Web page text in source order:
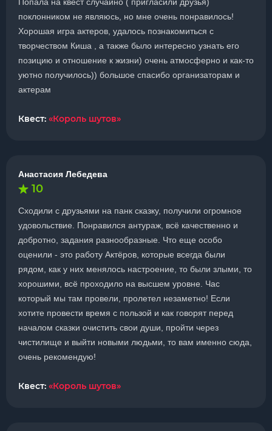
поклонником не являюсь, но мне очень понравилось!
Хорошая игра актеров, удалось познакомиться с
творчеством Киша , а также было интересно узнать его
позицию и отношение к жизни) очень атмосферно и как-то
уютно получилось)) большое спасибо организаторам и
актерам
Квест: «Король шутов»
Анастасия Лебедева
10
Сходили с друзьями на панк сказку, получили огромное
удовольствие. Понравился антураж, всё качественно и
добротно, задания разнообразные. Что еще особо
оценили - это работу Актёров, которые всегда были
рядом, как у них менялось настроение, то были злыми, то
хорошими, всë проходило на высшем уровне. Час
который мы там провели, пролетел незаметно! Если
хотите провести время с пользой и как говорят перед
началом сказки очистить свои души, пройти через
чистилище и выйти новыми людьми, то вам именно сюда,
очень рекомендую!
Квест: «Король шутов»